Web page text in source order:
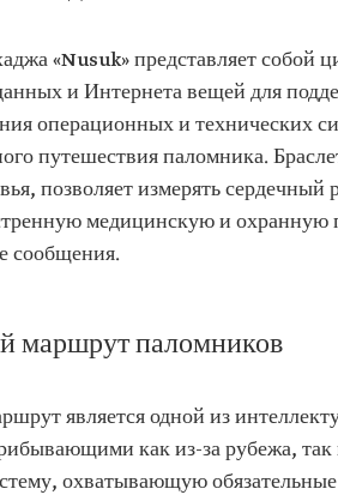
«Nusuk» представляет собой
и Интернета вещей для
операционных и технических
путешествия паломника.
позволяет измерять
медицинскую и
сообщения.
маршрут паломников
является одной из
как из-за рубежа, так
охватывающую